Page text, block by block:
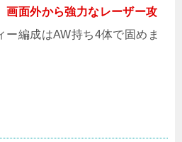
画面外から強力なレーザー攻
ー編成はAW持ち4体で固めま